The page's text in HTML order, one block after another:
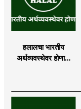
हलालचा भारतीय
अर्थव्यवस्थेवर होणारा